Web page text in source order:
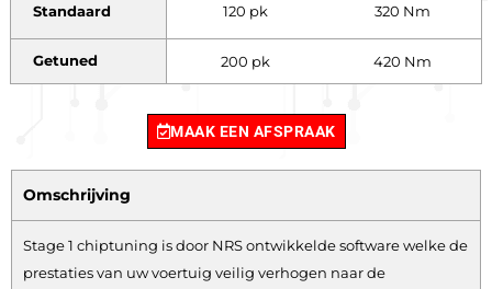
Standaard 120 pk 320 Nm
Getuned 200 pk 420 Nm
MAAK EEN AFSPRAAK
Omschrijving
Stage 1 chiptuning is door NRS ontwikkelde software welke de
prestaties van uw voertuig veilig verhogen naar de